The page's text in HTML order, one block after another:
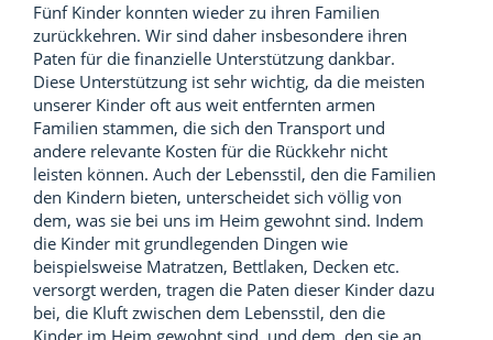
Fünf Kinder konnten wieder zu ihren Familien
zurückkehren. Wir sind daher insbesondere ihren
Paten für die finanzielle Unterstützung dankbar.
Diese Unterstützung ist sehr wichtig, da die meisten
unserer Kinder oft aus weit entfernten armen
Familien stammen, die sich den Transport und
andere relevante Kosten für die Rückkehr nicht
leisten können. Auch der Lebensstil, den die Familien
den Kindern bieten, unterscheidet sich völlig von
dem, was sie bei uns im Heim gewohnt sind. Indem
die Kinder mit grundlegenden Dingen wie
beispielsweise Matratzen, Bettlaken, Decken etc.
versorgt werden, tragen die Paten dieser Kinder dazu
bei, die Kluft zwischen dem Lebensstil, den die
Kinder im Heim gewohnt sind, und dem, den sie an